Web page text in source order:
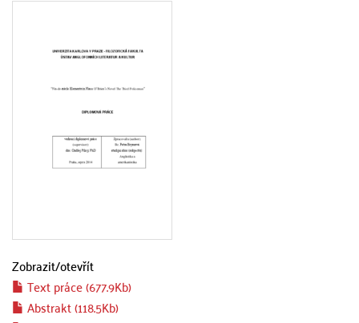
Zobrazit/otevřít
Text práce (677.9Kb)
Abstrakt (118.5Kb)